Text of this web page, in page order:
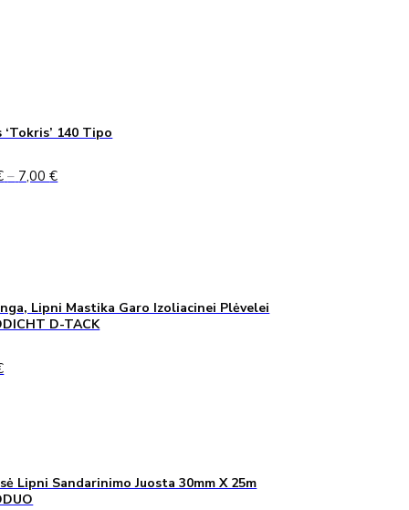
‘Tokris’ 140 Tipo
– 7,00€Price
Lipni Mastika Garo Izoliacinei Plėvelei
D-TACK
Lipni Sandarinimo Juosta 30mm X 25m